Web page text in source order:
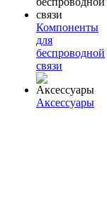
Компоненты
для
беспроводной
связи
Аксессуары